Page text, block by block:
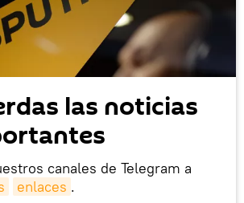
las noticias
canales de Telegram a
enlaces .